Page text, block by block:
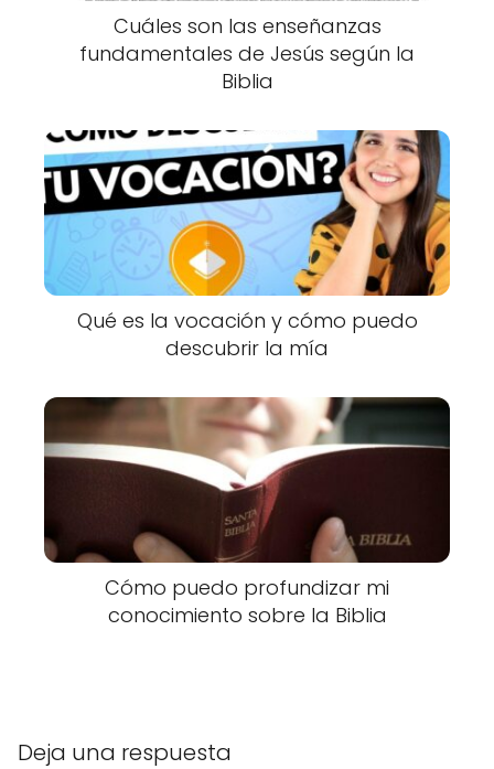
Cuáles son las enseñanzas
fundamentales de Jesús según la
Biblia
Qué es la vocación y cómo puedo
descubrir la mía
Cómo puedo profundizar mi
conocimiento sobre la Biblia
Deja una respuesta